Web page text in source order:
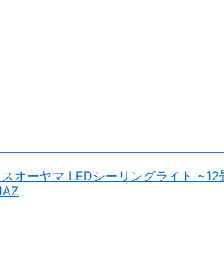
オーヤマ LEDシーリングライト ~12